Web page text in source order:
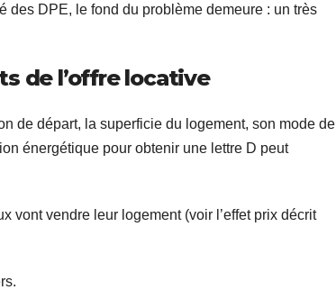
des DPE, le fond du problème demeure : un très
de l’offre locative
de départ, la superficie du logement, son mode de
énergétique pour obtenir une lettre D peut
vont vendre leur logement (voir l’effet prix décrit